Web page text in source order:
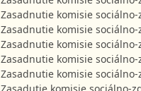
Zasadnutie komisie
Zasadnutie komisie
Zasadnutie komisie
Zasadnutie komisie
Zasadnutie komisie
Zasadutie komisie sociálno-